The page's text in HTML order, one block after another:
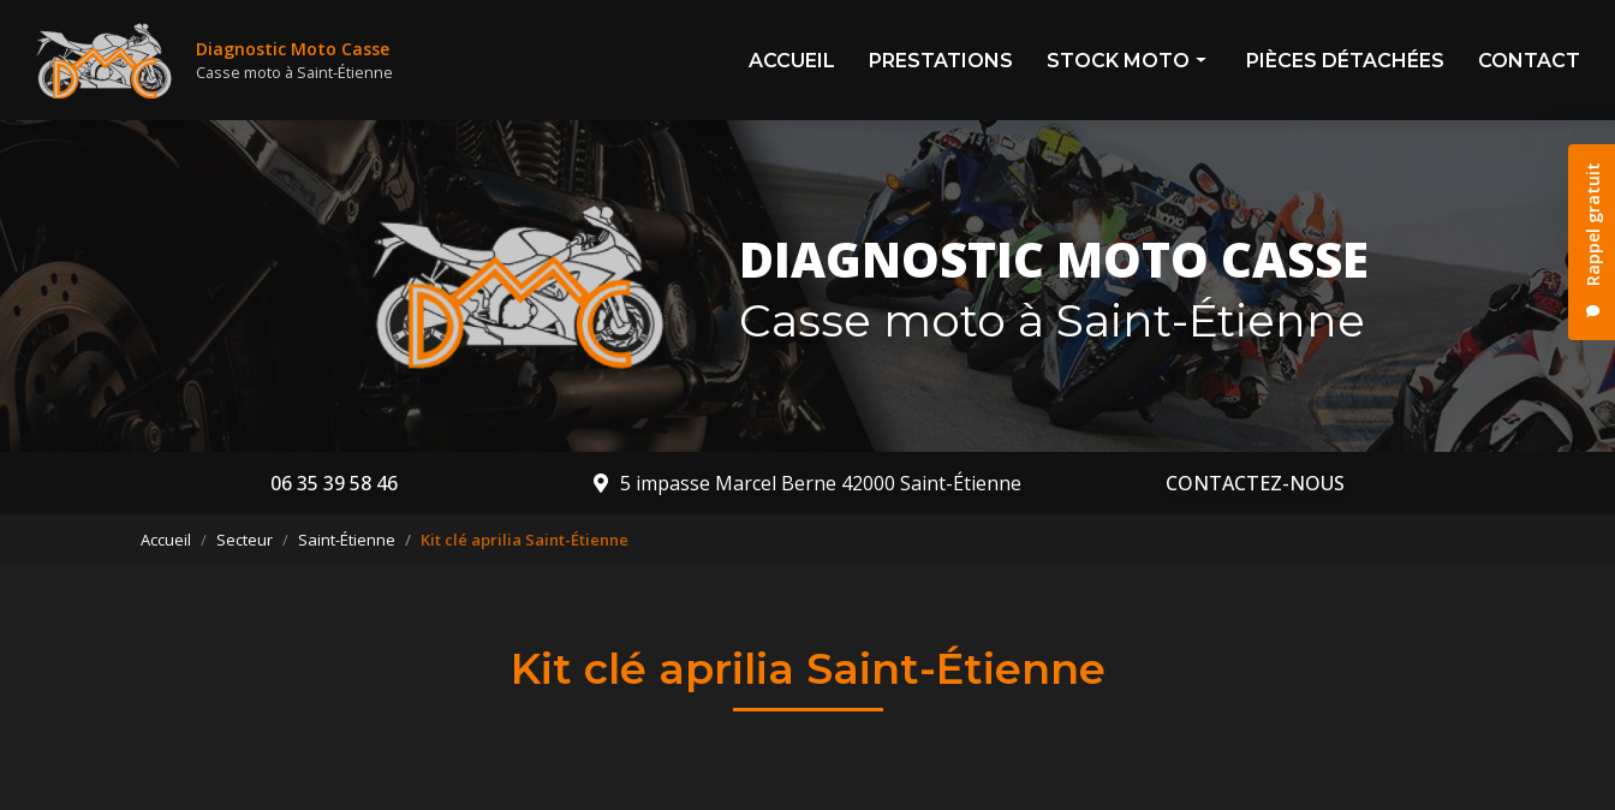
contenu
principal
Diagnostic Moto Casse
Casse moto à Saint-Étienne
Rappel gratuit
ACCUEIL PRESTATIONS STOCK MOTO
Arrivage
En stock
Motos déjà vendues
Motos réservées
PIÈCES DÉTACHÉES CONTACT
DIAGNOSTIC MOTO CASSE
Casse moto à Saint-Étienne
06 35 39 58 46 5 impasse Marcel Berne 42000 Saint-Étienne CONTACTEZ-NOUS
Accueil Secteur Saint-Étienne Kit clé aprilia Saint-Étienne
Kit clé aprilia Saint-Étienne